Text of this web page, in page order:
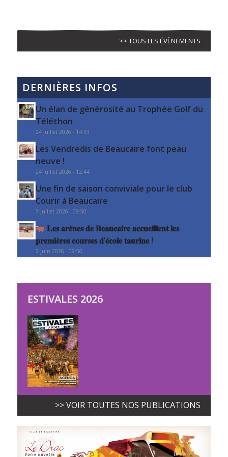
>> TOUS LES ÉVÈNEMENTS
DERNIÈRES INFOS
Un élan de générosité au Trophée Golf du
Téléthon
24 juillet 2026 - 14:33
Les Vendredis de Beaucaire font peau
neuve !
24 juillet 2026 - 12:44
Une fin de saison conviviale pour le club
Courir à Beaucaire
7 juillet 2026 - 08:50
𝐋𝐞𝐬 𝐚𝐫𝐞̀𝐧𝐞𝐬 𝐝𝐞 𝐁𝐞𝐚𝐮𝐜𝐚𝐢𝐫𝐞 𝐚𝐜𝐜𝐮𝐞𝐢𝐥𝐥𝐞𝐧𝐭 𝐥𝐞𝐬
𝐩𝐫𝐞𝐦𝐢𝐞̀𝐫𝐞𝐬 𝐜𝐨𝐮𝐫𝐬𝐞𝐬 𝐝’𝐞́𝐜𝐨𝐥𝐞 𝐭𝐚𝐮𝐫𝐢𝐧𝐞 !
2 juin 2026 - 09:56
ESTIVALES 2026
>> VOIR TOUTES NOS PUBLICATIONS